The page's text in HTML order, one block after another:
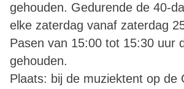
gehouden. Gedurende de 40-
elke zaterdag vanaf zaterdag
Pasen van 15:00 tot 15:30 uur
gehouden.
Plaats: bij de muziektent op de